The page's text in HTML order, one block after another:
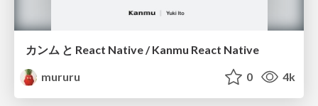
カンム と React Native / Kanmu React Native
mururu
0 4k